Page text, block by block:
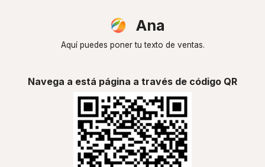
Ana
Aquí puedes poner tu texto de ventas.
Navega a está página a través de código QR